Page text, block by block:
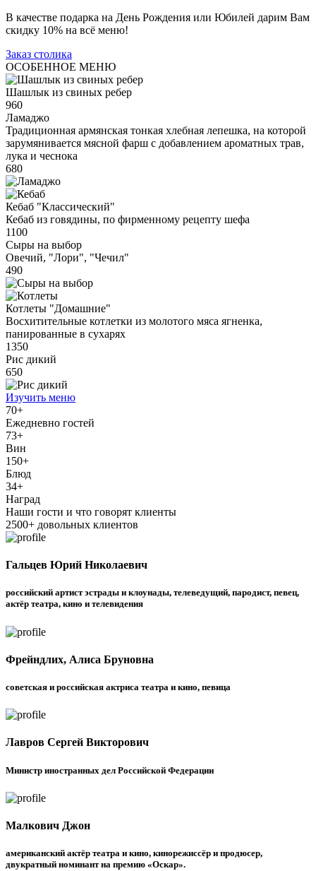
В качестве подарка на День Рождения или Юбилей дарим Вам
скидку 10% на всё меню!
Заказ столика
ОСОБЕННОЕ МЕНЮ
Шашлык из свиных ребер
960
Ламаджо
Традиционная армянская тонкая хлебная лепешка, на которой
зарумянивается мясной фарш с добавлением ароматных трав,
лука и чеснока
680
Кебаб "Классический"
Кебаб из говядины, по фирменному рецепту шефа
1100
Сыры на выбор
Овечий, "Лори", "Чечил"
490
Котлеты "Домашние"
Восхитительные котлетки из молотого мяса ягненка,
панированные в сухарях
1350
Рис дикий
650
Изучить меню
70+
Ежедневно гостей
73+
Вин
150+
Блюд
34+
Наград
Наши гости и что говорят клиенты
2500+ довольных клиентов
Гальцев Юрий Николаевич
российский артист эстрады и клоунады, телеведущий, пародист, певец,
актёр театра, кино и телевидения
Фрейндлих, Алиса Бруновна
советская и российская актриса театра и кино, певица
Лавров Сергей Викторович
Министр иностранных дел Российской Федерации
Малкович Джон
американский актёр театра и кино, кинорежиссёр и продюсер,
двукратный номинант на премию «Оскар».